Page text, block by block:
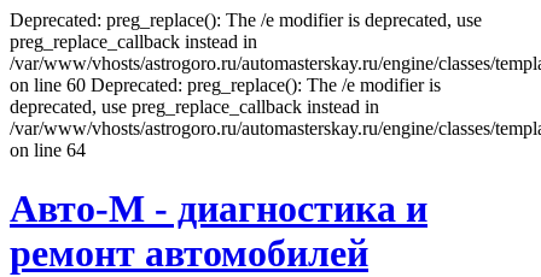
Deprecated: preg_replace(): The /e modifier is deprecated, use
preg_replace_callback instead in
/var/www/vhosts/astrogoro.ru/automasterskay.ru/engine/classes/
on line 60 Deprecated: preg_replace(): The /e modifier is
deprecated, use preg_replace_callback instead in
/var/www/vhosts/astrogoro.ru/automasterskay.ru/engine/classes/
on line 64
Авто-М - диагностика и
ремонт автомобилей